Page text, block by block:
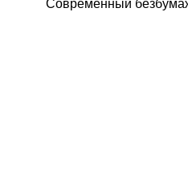
Современный